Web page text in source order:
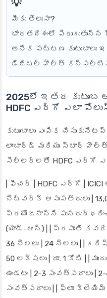
మీకు తెలుసా?
భారతదేశంలో
అనేక పట్టణ కుటుంబాలు
డిజిటల్ హెల్త్
2025లో ఇతర
HDFC ఎర్గో ఎలా
కుటుంబాలు ఎంపిక
లాంబార్డ్ మరియు స్టార్
సెల్లర్లతో HDFC ఎర్గో
| ఫీచర్ | HDFC ఎర్గో |
నెట్‌వర్క్ ఆసుపత్రులు |
ప్రయోజనాన్ని పునరుద్ధరించు
(యాడ్-ఆన్) | | ప్రసూతి కవరేజ్
36 నెలలు | 24 నెలలు | |
50 లక్షలు | రూ. 1 కోటి | |
ఉండటం | 2-3 సంవత్సరాలు |
సంవత్సరాలు | | ఫ్లూ